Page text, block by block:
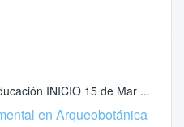
INICIO 15 de Mar ...
en Arqueobotánica